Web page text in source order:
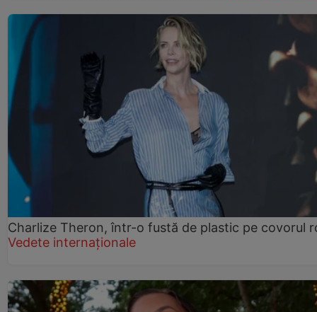
Charlize Theron, într-o fustă de plastic pe covorul
Vedete internaționale